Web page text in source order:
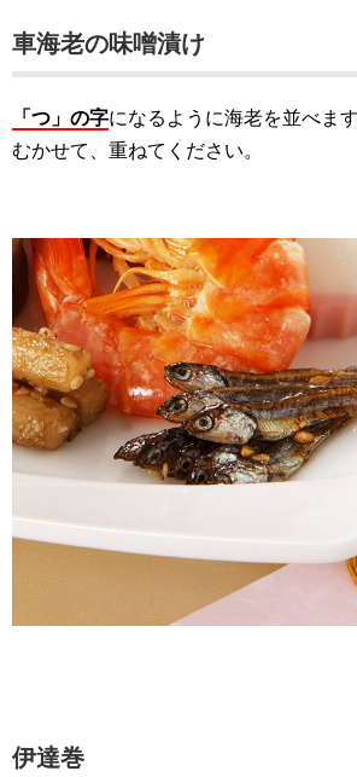
車海老の味噌漬け
「つ」の字になるように海老を並べま
むかせて、重ねてください。
伊達巻